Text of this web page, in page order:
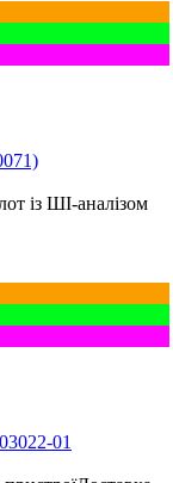
із ШІ-аналізом
01